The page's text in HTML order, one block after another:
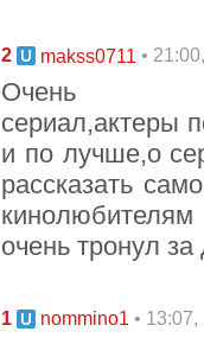
2 makss0711 •
Очень
сериал,актеры
и по лучше,о
рассказать
очень тронул
1 nommino1 •